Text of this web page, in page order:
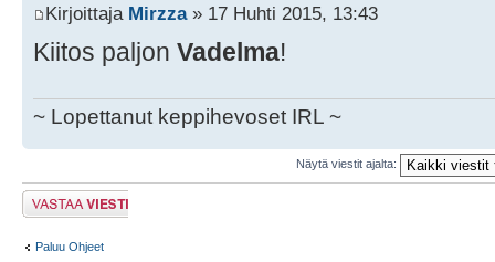
Kirjoittaja Mirzza» 17 Huhti 2015, 13:43
Kiitos paljon Vadelma!
~ Lopettanut keppihevoset IRL ~
Näytä viestit ajalta:
Lähetä vastaus
Paluu Ohjeet